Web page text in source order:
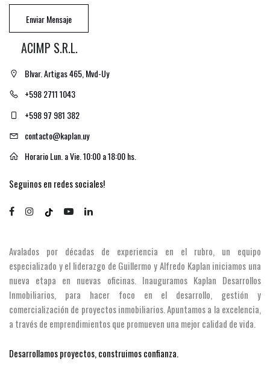
Enviar Mensaje
ACIMP S.R.L.
Blvar. Artigas 465, Mvd-Uy
+598 2711 1043
+598 97 981 382
contacto@kaplan.uy
Horario Lun. a Vie. 10:00 a 18:00 hs.
Seguinos en redes sociales!
Avalados por décadas de experiencia en el rubro, un equipo
especializado y el liderazgo de Guillermo y Alfredo Kaplan iniciamos una
nueva etapa en nuevas oficinas. Inauguramos Kaplan Desarrollos
Inmobiliarios, para hacer foco en el desarrollo, gestión y
comercialización de proyectos inmobiliarios. Apuntamos a la excelencia,
a través de emprendimientos que promueven una mejor calidad de vida.
Desarrollamos proyectos, construimos confianza.